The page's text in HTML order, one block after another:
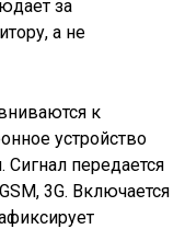
за
а не
к
устройство
передается
3G. Включается